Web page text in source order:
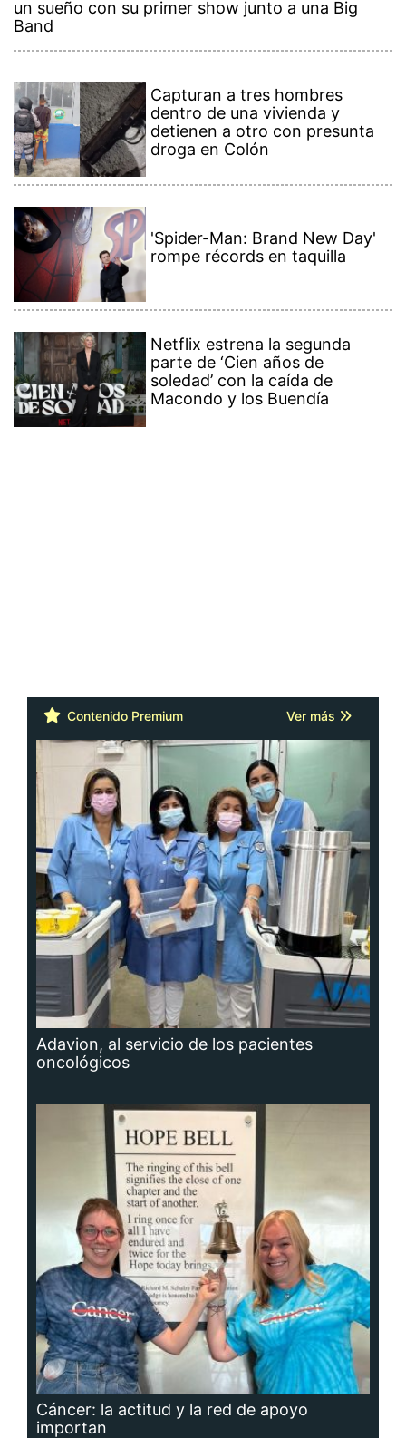
un sueño con su primer show junto a una Big
Band
Capturan a tres hombres
dentro de una vivienda y
detienen a otro con presunta
droga en Colón
'Spider-Man: Brand New Day'
rompe récords en taquilla
Netflix estrena la segunda
parte de ‘Cien años de
soledad’ con la caída de
Macondo y los Buendía
Contenido Premium Ver más
Adavion, al servicio de los pacientes
oncológicos
Cáncer: la actitud y la red de apoyo
importan